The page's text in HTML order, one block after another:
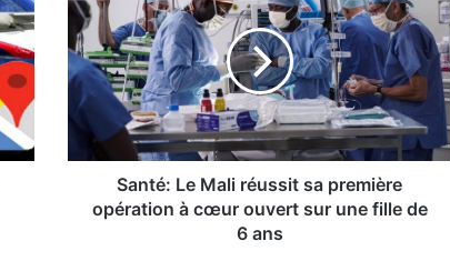
Santé: Le Mali réussit sa première
opération à cœur ouvert sur une fille de
6 ans